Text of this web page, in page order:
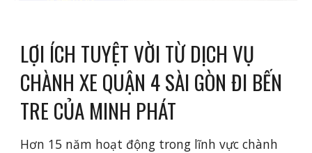
LỢI ÍCH TUYỆT VỜI TỪ DỊCH VỤ
CHÀNH XE QUẬN 4 SÀI GÒN ĐI BẾN
TRE CỦA MINH PHÁT
Hơn 15 năm hoạt động trong lĩnh vực chành